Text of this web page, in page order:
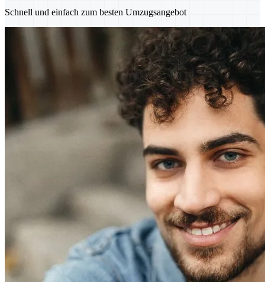
Schnell und einfach zum besten Umzugsangebot